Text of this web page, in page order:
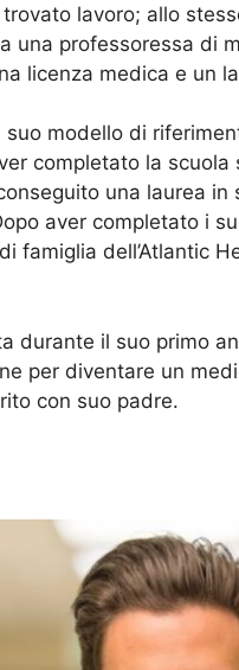
lavoro; allo
una professoressa di
licenza medica e un
modello di
completato la
una laurea
aver completato i
famiglia dell’Atlantic
durante il suo primo
per diventare un
con suo padre.